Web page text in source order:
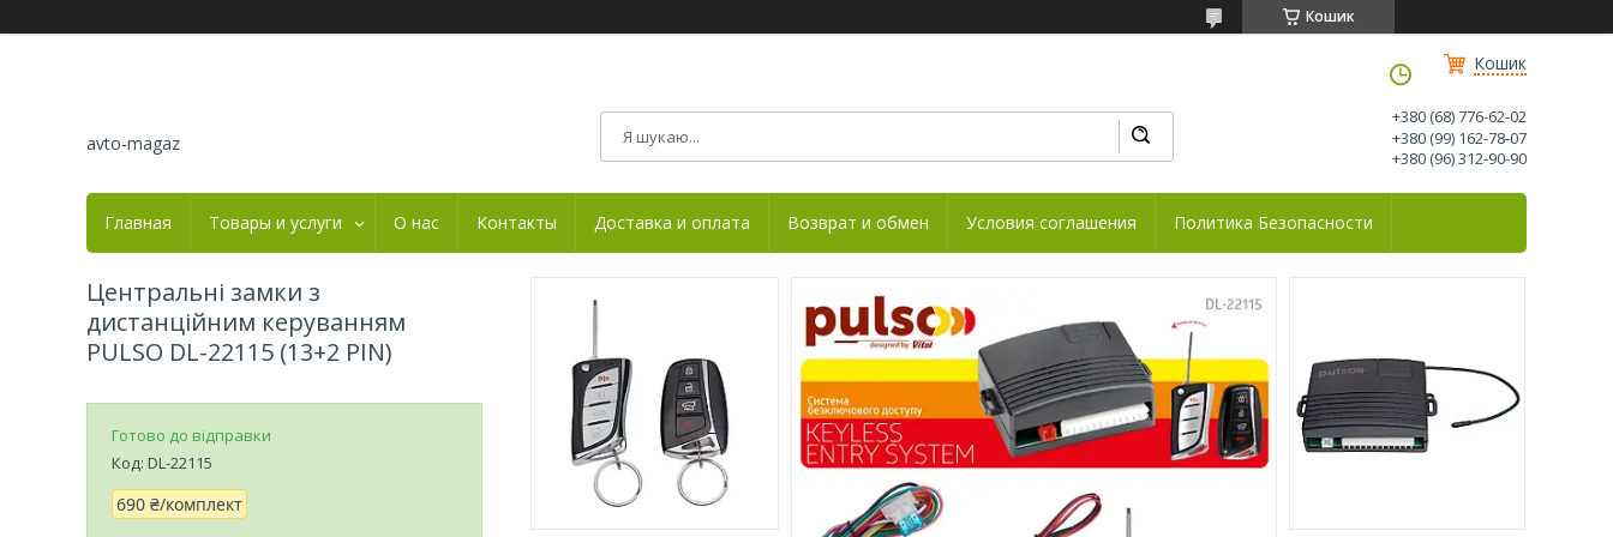
Кошик
Кошик
avto-magaz
+380 (68) 776-62-02
+380 (99) 162-78-07
+380 (96) 312-90-90
Главная Товары и услуги О нас Контакты Доставка и оплата Возврат и обмен Условия соглашения Политика Безопасности
Центральні замки з
дистанційним керуванням
PULSO DL-22115 (13+2 PIN)
Готово до відправки
Код: DL-22115
690 ₴/комплект